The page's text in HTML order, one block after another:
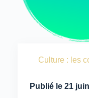
Culture : les
Publié le 21